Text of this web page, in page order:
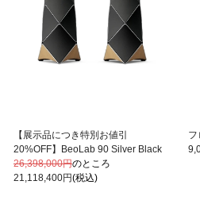
【展示品につき特別お値引
20%OFF】BeoLab 90 Silver Black
26,398,000円のところ
21,118,400円(税込)